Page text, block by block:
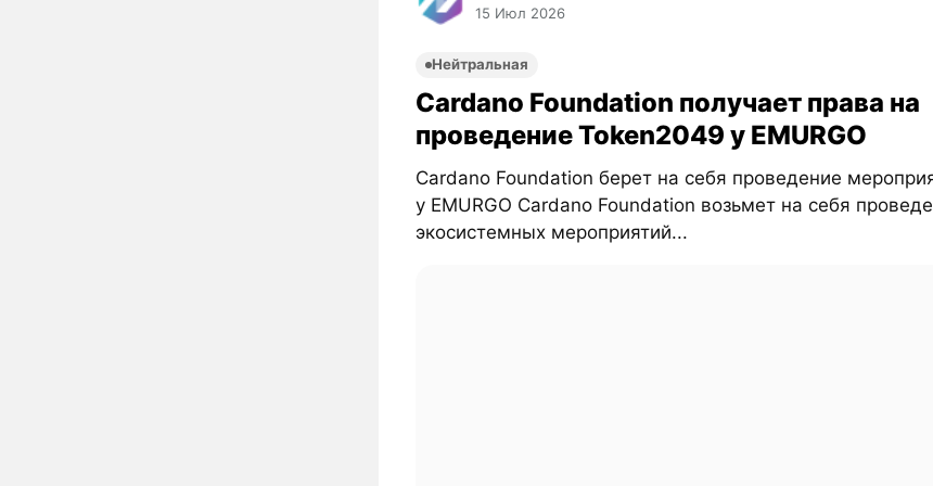
15 Июл 2026
Нейтральная
Cardano Foundation получает права на
проведение Token2049 у EMURGO
Cardano Foundation берет на себя проведение
у EMURGO Cardano Foundation возьмет на себя
экосистемных мероприятий...